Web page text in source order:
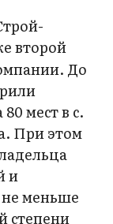
второй
До
мест в с.
При этом
и
меньше
степени